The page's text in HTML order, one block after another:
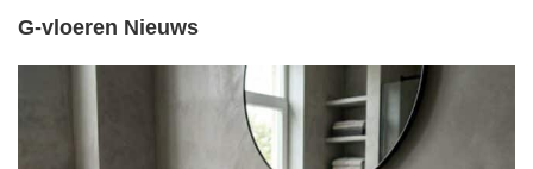
G-vloeren Nieuws